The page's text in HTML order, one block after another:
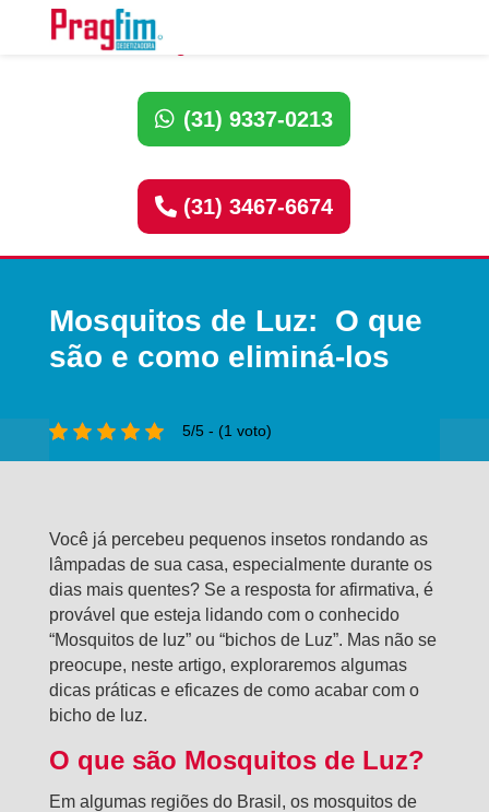
Ligue Dedetizadora:
(31) 9337-0213
(31) 3467-6674
Mosquitos de Luz: O que
são e como eliminá-los
5/5 - (1 voto)
Você já percebeu pequenos insetos rondando as
lâmpadas de sua casa, especialmente durante os
dias mais quentes? Se a resposta for afirmativa, é
provável que esteja lidando com o conhecido
“Mosquitos de luz” ou “bichos de Luz”. Mas não se
preocupe, neste artigo, exploraremos algumas
dicas práticas e eficazes de como acabar com o
bicho de luz.
O que são Mosquitos de Luz?
Em algumas regiões do Brasil, os mosquitos de